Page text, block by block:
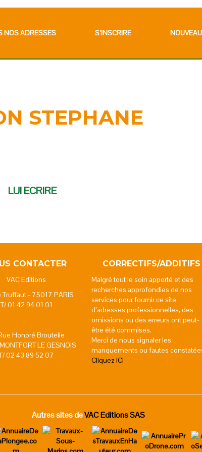
NOS ADRESSES S’INSCRIRE
STEPHANE
LUI ECRIRE
CONTACTER
VAC Editions
Truffaut - 75017 PARIS
T/ 01 42 94 01 01
Honoré Broutelle
LE GESNOIS
02 43 89 52 07
CORRECTIFS/ADDITIFS
Malgré tout le soin apporté et des
recherches approfondies de nos
services pour fournir ce site
d’adresses professionnelles, des
omissions ou des erreurs ont peut-
être été commises.
Merci de nous signaler les
manquements ou fautes
Cliquez ICI
Autres sites deVAC Editions SAS